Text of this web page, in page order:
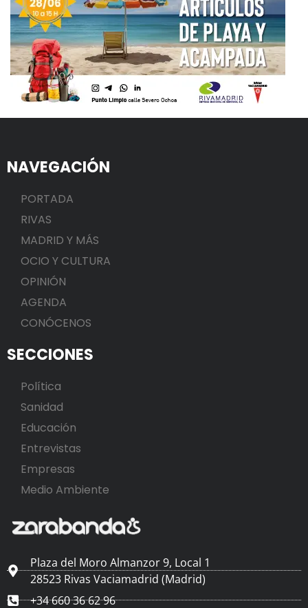
NAVEGACIÓN
PORTADA
RIVAS
MADRID Y MÁS
OCIO Y CULTURA
OPINIÓN
AGENDA
CONÓCENOS
SECCIONES
Política
Sanidad
Educación
Entrevistas
Empresas
Medio Ambiente
Plaza del Moro Almanzor 9, Local 1
28523 Rivas Vaciamadrid (Madrid)
+34 660 36 62 96